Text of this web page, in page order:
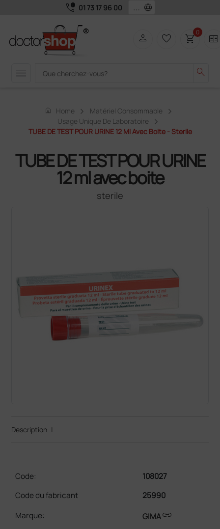
call_quality 01 73 17 96 00 language
menu search
person favorite_border shopping_cart0 two_pager
home Home
Matériel Consommable
Usage Unique De Laboratoire
TUBE DE TEST POUR URINE 12 Ml Avec Boite - Sterile
TUBE DE TEST POUR URINE
12 ml avec boite
sterile
Description |
Code:
108027
Code du fabricant
25990
Marque:
GIMAlink